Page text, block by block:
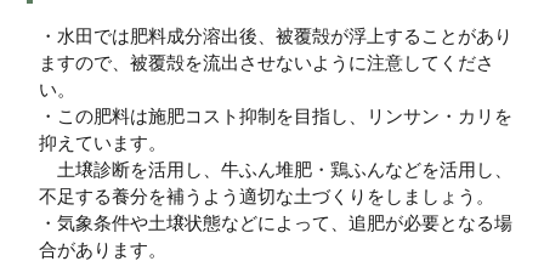
・水田では肥料成分溶出後、被覆殻が浮上することがあり
ますので、被覆殻を流出させないように注意してくださ
い。
・この肥料は施肥コスト抑制を目指し、リンサン・カリを
抑えています。
土壌診断を活用し、牛ふん堆肥・鶏ふんなどを活用し、
不足する養分を補うよう適切な土づくりをしましょう。
・気象条件や土壌状態などによって、追肥が必要となる場
合があります。